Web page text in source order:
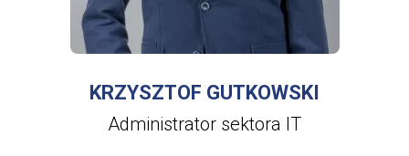
WIĘCEJ INFORMACJI
O
KRZYSZTOF
GUTKOWSKI
KRZYSZTOF GUTKOWSKI
Administrator sektora IT